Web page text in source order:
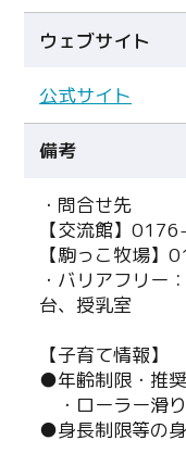
ウェブサイト
公式サイト
備考
・問合せ先
【交流館】
【駒っこ牧場
・バリアフリー
台、授乳室
【子育て情報】
●年齢制限・推
・ローラー滑
●身長制限等の